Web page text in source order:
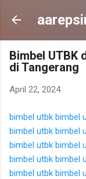
Bimbel UTBK
di Tangerang
April 22, 2024
bimbel utbk bimbel
bimbel utbk bimbel
bimbel utbk bimbel
bimbel utbk bimbel
bimbel utbk bimbel